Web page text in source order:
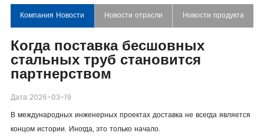
Компания Новости Новости отрасли Новости продукта
Когда поставка бесшовных
стальных труб становится
партнерством
Дата:2026-03-19
В международных инженерных проектах доставка не всегда является
концом истории. Иногда, это только начало.